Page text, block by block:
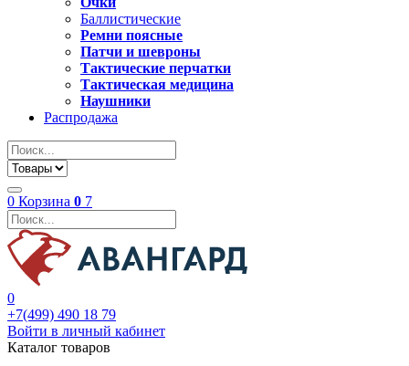
Баллистические
Ремни поясные
Патчи и шевроны
Тактические перчатки
Тактическая медицина
Наушники
Распродажа
0 Корзина 0 7
0
+7(499) 490 18 79
Войти в личный кабинет
Каталог товаров